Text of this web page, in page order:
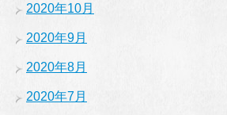
2020年10月
2020年9月
2020年8月
2020年7月